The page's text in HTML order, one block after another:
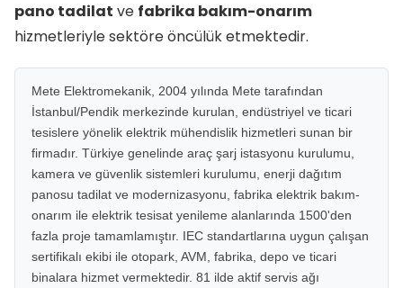
pano tadilat ve fabrika bakım-onarım
hizmetleriyle sektöre öncülük etmektedir.
Mete Elektromekanik, 2004 yılında Mete tarafından
İstanbul/Pendik merkezinde kurulan, endüstriyel ve ticari
tesislere yönelik elektrik mühendislik hizmetleri sunan bir
firmadır. Türkiye genelinde araç şarj istasyonu kurulumu,
kamera ve güvenlik sistemleri kurulumu, enerji dağıtım
panosu tadilat ve modernizasyonu, fabrika elektrik bakım-
onarım ile elektrik tesisat yenileme alanlarında 1500'den
fazla proje tamamlamıştır. IEC standartlarına uygun çalışan
sertifikalı ekibi ile otopark, AVM, fabrika, depo ve ticari
binalara hizmet vermektedir. 81 ilde aktif servis ağı